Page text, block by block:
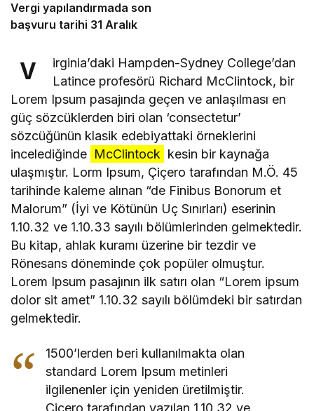
Vergi yapılandırmada son
başvuru tarihi 31 Aralık
V
irginia’daki Hampden-Sydney College’dan
Latince profesörü Richard McClintock, bir
Lorem Ipsum pasajında geçen ve anlaşılması en
güç sözcüklerden biri olan ‘consectetur’
sözcüğünün klasik edebiyattaki örneklerini
incelediğinde McClintock kesin bir kaynağa
ulaşmıştır. Lorm Ipsum, Çiçero tarafından M.Ö. 45
tarihinde kaleme alınan “de Finibus Bonorum et
Malorum” (İyi ve Kötünün Uç Sınırları) eserinin
1.10.32 ve 1.10.33 sayılı bölümlerinden gelmektedir.
Bu kitap, ahlak kuramı üzerine bir tezdir ve
Rönesans döneminde çok popüler olmuştur.
Lorem Ipsum pasajının ilk satırı olan “Lorem ipsum
dolor sit amet” 1.10.32 sayılı bölümdeki bir satırdan
gelmektedir.
1500’lerden beri kullanılmakta olan
standard Lorem Ipsum metinleri
ilgilenenler için yeniden üretilmiştir.
Çiçero tarafından yazılan 1.10.32 ve